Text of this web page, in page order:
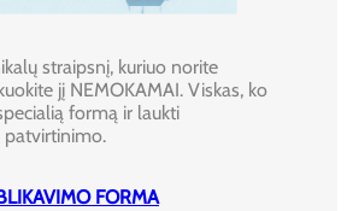
straipsnį, kuriuo norite
jį NEMOKAMAI. Viskas, ko
formą ir laukti
patvirtinimo.
FORMA